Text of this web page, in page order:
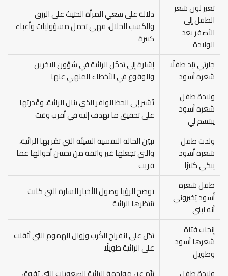
تغير لون شعر
الطفل إلى
الأصفر بعد
الولادة
دلالة على سعي المرأة الحثيث على الرزق
والكسب الحلال، فهي تحمل مسؤوليات وأعباء
كبيرة
جارتي تلِد طفلًا
شعره أسود
إشارة إلى تدخُل الرائية في شؤون الآخرين
والوقوع في الأخطاء المنهي عنها
ولادة طفل
شعره أسود
يبتسم لي
تُشير إلى الحظ الوافر الذي ينال الرائية، وقُدرتها
على تحقيق ما تهدف إليه في أقرب وقت
ولدت طفل
شعره أسود
يبكي كثيرًا
تبيّن الحالة النفسية السيئة التي تمُر بها الرائية،
والتي تجعلها غير واثقة من تحسن أحوالها عما
قريب
طفل شعره
أسود يُخبروني
أنه ابني
توضح الرؤيا وصول الأخبار السارة التي كانت
تنتظرها الرائية
إنجاب فتاة
شعرها أسود
وطويل
تدُل على انفراج الكُرب وزوال الهموم التي أثقلت
على الرائية طويلًا